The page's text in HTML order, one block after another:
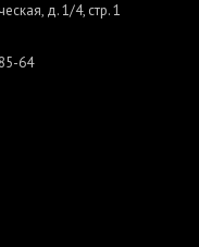
д. 1/4, стр. 1
64